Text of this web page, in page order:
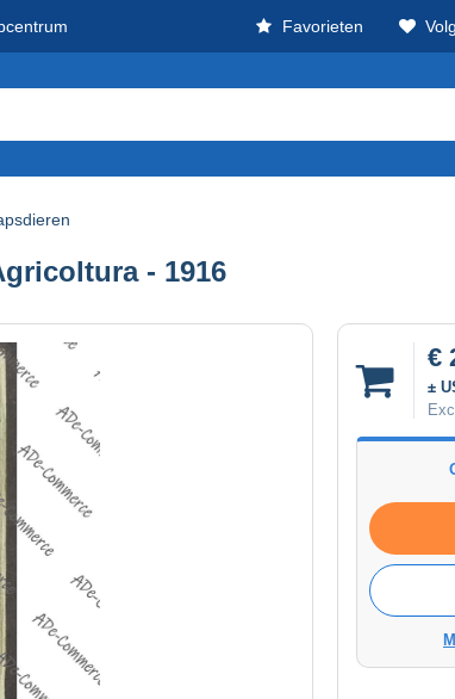
Favorieten
- 1916
€
±